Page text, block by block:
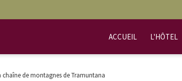
ACCUEIL L'HÔTEL
chaîne de montagnes de Tramuntana